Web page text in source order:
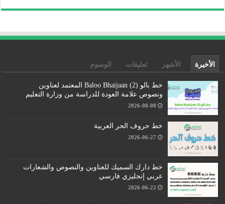
الأخيرة الأشهر تعليقات الوسوم
خط بالو (2) Baloo Bhaijaan المعتمد لعناوين
ونصوص علامة العودة للدراسة من وزارة التعليم
2026-08-08
خط حروف الحر العربية
2026-06-27
خط دارك السميك للعناوين والنصوص والشعارات
عربي إنجليزي فارسي
2026-06-22